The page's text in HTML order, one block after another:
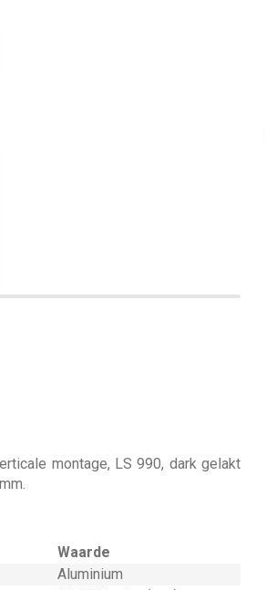
montage, LS 990, dark gelakt
Waarde
Aluminium